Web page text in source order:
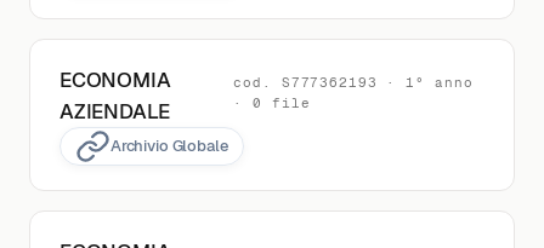
ECONOMIA
AZIENDALE
cod. S777362193 · 1° anno
· 0 file
Archivio Globale